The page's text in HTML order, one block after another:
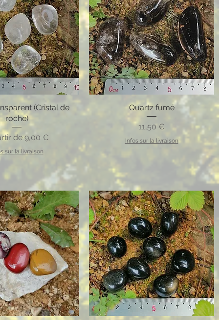
(Cristal de
roche)
de9,00 €
sur la livraison
Quartz fumé
Prix
11,50 €
Infos sur la livraison